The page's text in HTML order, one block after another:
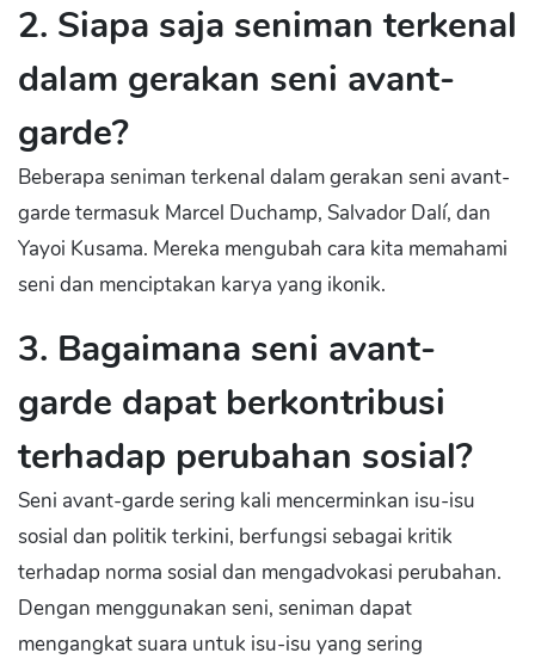
2. Siapa saja seniman terkenal
dalam gerakan seni avant-
garde?
Beberapa seniman terkenal dalam gerakan seni avant-
garde termasuk Marcel Duchamp, Salvador Dalí, dan
Yayoi Kusama. Mereka mengubah cara kita memahami
seni dan menciptakan karya yang ikonik.
3. Bagaimana seni avant-
garde dapat berkontribusi
terhadap perubahan sosial?
Seni avant-garde sering kali mencerminkan isu-isu
sosial dan politik terkini, berfungsi sebagai kritik
terhadap norma sosial dan mengadvokasi perubahan.
Dengan menggunakan seni, seniman dapat
mengangkat suara untuk isu-isu yang sering